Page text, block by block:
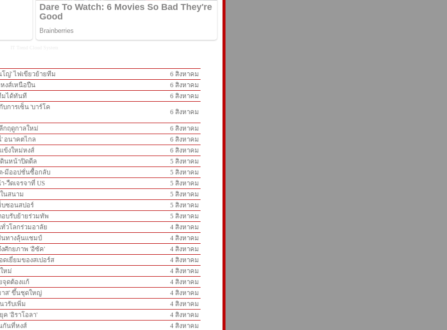
โญ่' ไฟเขียวย้ายทีม
6 สิงหาคม
งส์เหนือปืน
6 สิงหาคม
มได้ทันที
6 สิงหาคม
บการเซ็น 'บาร์โค
6 สิงหาคม
กฤดูกาลใหม่
6 สิงหาคม
' อนาคตไกล
6 สิงหาคม
ข้งใหม่หงส์
6 สิงหาคม
ดินหน้าปิดดีล
5 สิงหาคม
-มีออปชั่นซื้อกลับ
5 สิงหาคม
วืดเจรจาที่ US
5 สิงหาคม
นสนาม
5 สิงหาคม
บซอนสปอร์
5 สิงหาคม
อบรับย้ายร่วมทัพ
5 สิงหาคม
วโลกร่วมอาลัย
4 สิงหาคม
นทางลุ้นแชมป์
4 สิงหาคม
ศักยภาพ 'อิซัค'
4 สิงหาคม
เยี่ยมของสเปอร์ส
4 สิงหาคม
หม่
4 สิงหาคม
จุดต้องแก้
4 สิงหาคม
าส' ขึ้นชุดใหญ่
4 สิงหาคม
วรับเพิ่ม
4 สิงหาคม
ค 'อิราโอลา'
4 สิงหาคม
กันที่หงส์
4 สิงหาคม